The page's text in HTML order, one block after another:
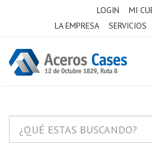
LOGIN
MI
LA EMPRESA
SERVICIOS